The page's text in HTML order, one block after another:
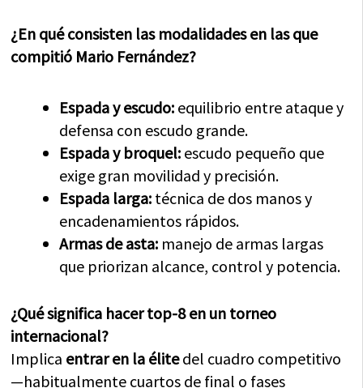
¿En qué consisten las modalidades en las que
compitió Mario Fernández?
Espada y escudo: equilibrio entre ataque y
defensa con escudo grande.
Espada y broquel: escudo pequeño que
exige gran movilidad y precisión.
Espada larga: técnica de dos manos y
encadenamientos rápidos.
Armas de asta: manejo de armas largas
que priorizan alcance, control y potencia.
¿Qué significa hacer top-8 en un torneo
internacional?
Implica entrar en la élitedel cuadro competitivo
—habitualmente cuartos de final o fases